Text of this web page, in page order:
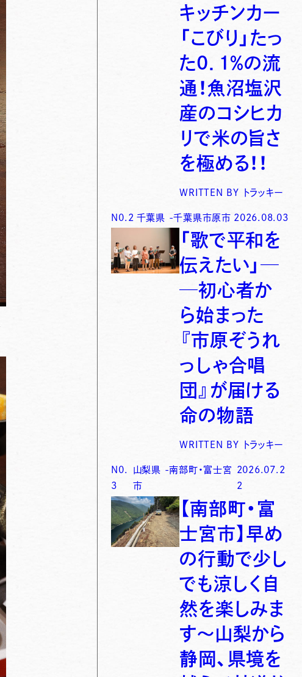
キッチンカー
「こびり」たっ
た0．1％の流
通！魚沼塩沢
産のコシヒカ
リで米の旨さ
を極める！！
WRITTEN BY トラッキー
N0. 2 千葉県 -千葉県市原市 2026.08.03
「歌で平和を
伝えたい」─
─初心者か
ら始まった
『市原ぞうれ
っしゃ合唱
団』が届ける
命の物語
WRITTEN BY トラッキー
N0.
3
山梨県 -南部町・富士宮
市
2026.07.2
2
【南部町・富
士宮市】早め
の行動で少し
でも涼しく自
然を楽しみま
す〜山梨から
静岡、県境を